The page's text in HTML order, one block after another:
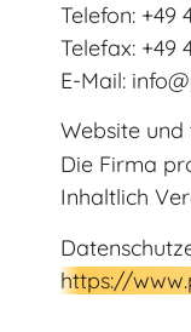
Telefon: +49
Telefax: +49
E-Mail:
Website
Die Firma
Inhaltlich
https://